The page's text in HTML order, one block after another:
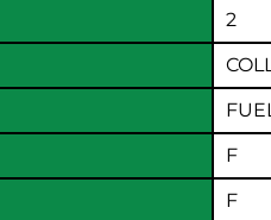
2
FUEL
F
F